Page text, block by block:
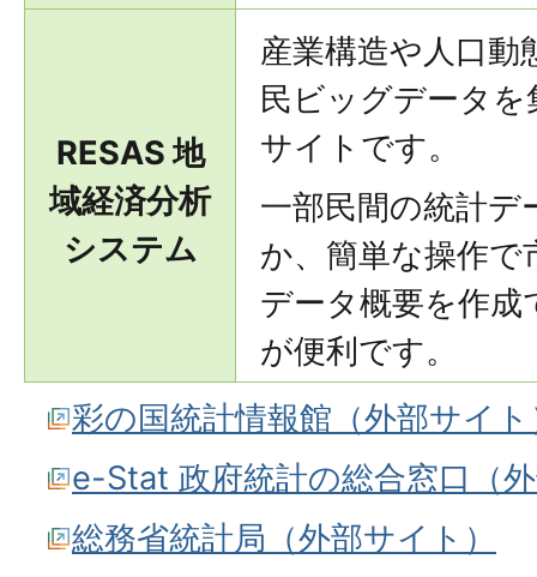
RESAS 地
域経済分析
システム
産業構造や人口動
民ビッグデータ
サイトです。
一部民間の統計
か、簡単な操作で
データ概要を作
が便利です。
彩の国統計情報館（外部サイ
e-Stat 政府統計の総合窓口（
総務省統計局（外部サイト）